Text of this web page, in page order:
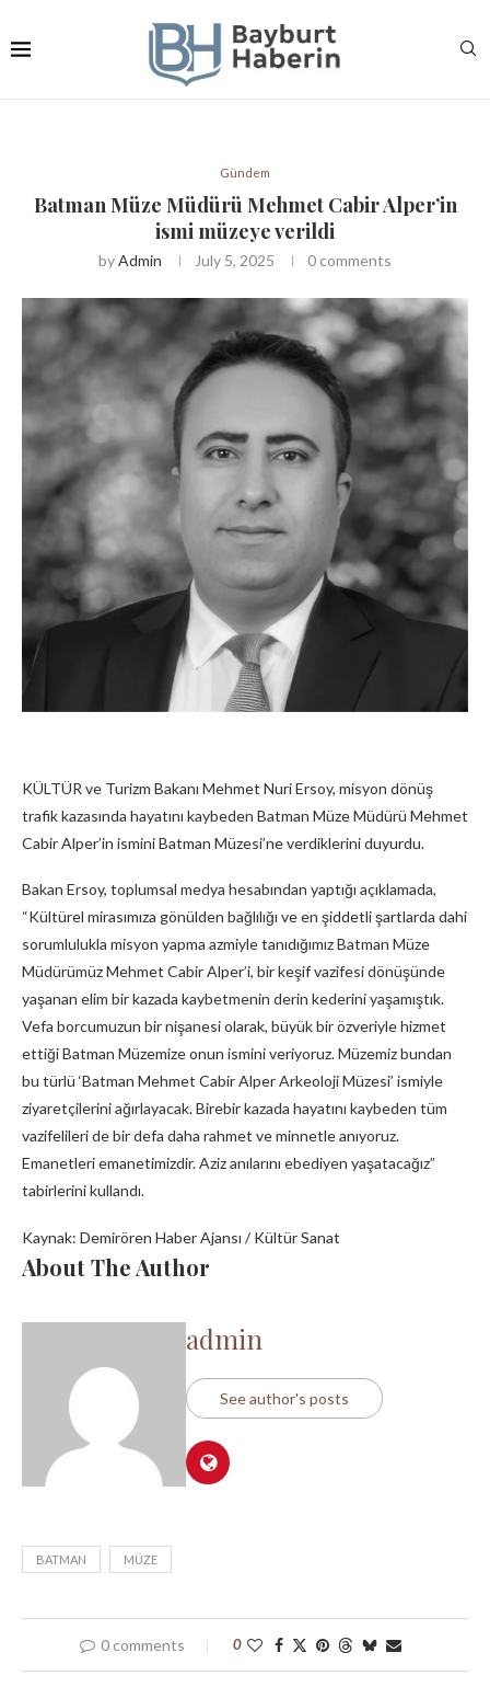
Gündem
Batman Müze Müdürü Mehmet Cabir Alper’in
ismi müzeye verildi
byAdmin July 5, 2025 0 comments
KÜLTÜR ve Turizm Bakanı Mehmet Nuri Ersoy, misyon dönüş
trafik kazasında hayatını kaybeden Batman Müze Müdürü Mehmet
Cabir Alper’in ismini Batman Müzesi’ne verdiklerini duyurdu.
Bakan Ersoy, toplumsal medya hesabından yaptığı açıklamada,
“Kültürel mirasımıza gönülden bağlılığı ve en şiddetli şartlarda dahi
sorumlulukla misyon yapma azmiyle tanıdığımız Batman Müze
Müdürümüz Mehmet Cabir Alper’i, bir keşif vazifesi dönüşünde
yaşanan elim bir kazada kaybetmenin derin kederini yaşamıştık.
Vefa borcumuzun bir nişanesi olarak, büyük bir özveriyle hizmet
ettiği Batman Müzemize onun ismini veriyoruz. Müzemiz bundan
bu türlü ‘Batman Mehmet Cabir Alper Arkeoloji Müzesi’ ismiyle
ziyaretçilerini ağırlayacak. Birebir kazada hayatını kaybeden tüm
vazifelileri de bir defa daha rahmet ve minnetle anıyoruz.
Emanetleri emanetimizdir. Aziz anılarını ebediyen yaşatacağız”
tabirlerini kullandı.
Kaynak: Demirören Haber Ajansı / Kültür Sanat
About The Author
admin
See author's posts
BATMAN MÜZE
0 comments 0